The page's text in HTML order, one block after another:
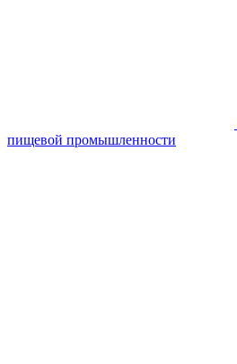
пищевой промышленности